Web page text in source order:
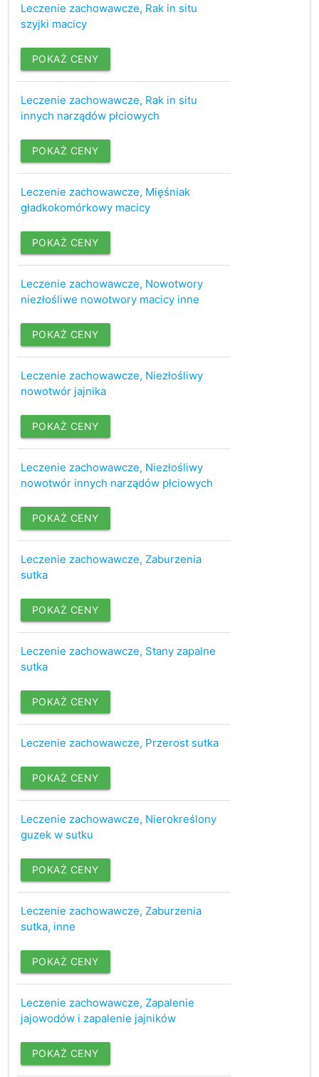
Leczenie zachowawcze, Rak in situ
szyjki macicy
POKAŻ CENY
Leczenie zachowawcze, Rak in situ
innych narządów płciowych
POKAŻ CENY
Leczenie zachowawcze, Mięśniak
gładkokomórkowy macicy
POKAŻ CENY
Leczenie zachowawcze, Nowotwory
niezłośliwe nowotwory macicy inne
POKAŻ CENY
Leczenie zachowawcze, Niezłośliwy
nowotwór jajnika
POKAŻ CENY
Leczenie zachowawcze, Niezłośliwy
nowotwór innych narządów płciowych
POKAŻ CENY
Leczenie zachowawcze, Zaburzenia
sutka
POKAŻ CENY
Leczenie zachowawcze, Stany zapalne
sutka
POKAŻ CENY
Leczenie zachowawcze, Przerost sutka
POKAŻ CENY
Leczenie zachowawcze, Nierokreślony
guzek w sutku
POKAŻ CENY
Leczenie zachowawcze, Zaburzenia
sutka, inne
POKAŻ CENY
Leczenie zachowawcze, Zapalenie
jajowodów i zapalenie jajników
POKAŻ CENY